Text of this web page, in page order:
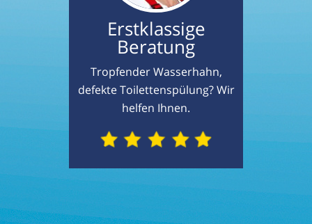
Erstklassige
Beratung
Tropfender Wasserhahn,
defekte Toilettenspülung? Wir
helfen Ihnen.